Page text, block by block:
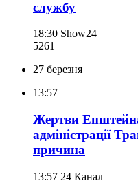
службу
18:30 Show24
5261
27 березня
13:57
Жертви
адміністрації
причина
13:57 24 Канал